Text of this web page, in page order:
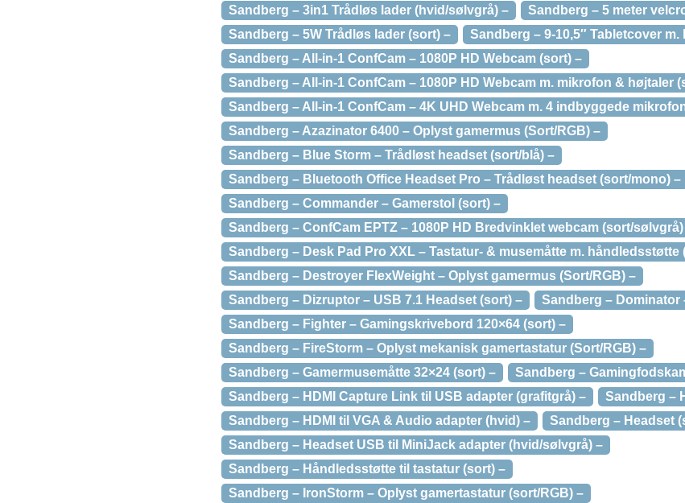
Sandberg – 3in1 Trådløs lader (hvid/sølvgrå) –
Sandberg – 5 meter
Sandberg – 5W Trådløs lader (sort) –
Sandberg – 9-10,5″ Tabletcover
Sandberg – All-in-1 ConfCam – 1080P HD Webcam (sort) –
Sandberg – All-in-1 ConfCam – 1080P HD Webcam m. mikrofon & højtaler
Sandberg – All-in-1 ConfCam – 4K UHD Webcam m. 4 indbyggede
Sandberg – Azazinator 6400 – Oplyst gamermus (Sort/RGB) –
Sandberg – Blue Storm – Trådløst headset (sort/blå) –
Sandberg – Bluetooth Office Headset Pro – Trådløst headset (sort/mono) –
Sandberg – Commander – Gamerstol (sort) –
Sandberg – ConfCam EPTZ – 1080P HD Bredvinklet webcam (sort/sølvgrå)
Sandberg – Desk Pad Pro XXL – Tastatur- & musemåtte m. håndledsstøtte
Sandberg – Destroyer FlexWeight – Oplyst gamermus (Sort/RGB) –
Sandberg – Dizruptor – USB 7.1 Headset (sort) –
Sandberg – Dominator
Sandberg – Fighter – Gamingskrivebord 120×64 (sort) –
Sandberg – FireStorm – Oplyst mekanisk gamertastatur (Sort/RGB) –
Sandberg – Gamermusemåtte 32×24 (sort) –
Sandberg –
Sandberg – HDMI Capture Link til USB adapter (grafitgrå) –
Sandberg –
Sandberg – HDMI til VGA & Audio adapter (hvid) –
Sandberg – Headset
Sandberg – Headset USB til MiniJack adapter (hvid/sølvgrå) –
Sandberg – Håndledsstøtte til tastatur (sort) –
Sandberg – IronStorm – Oplyst gamertastatur (sort/RGB) –